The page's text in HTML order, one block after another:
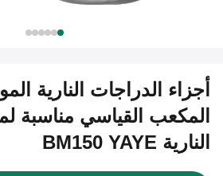
أجزاء الدراجات النارية
المكعب القياسي مناسبة
النارية BM150 YAYE